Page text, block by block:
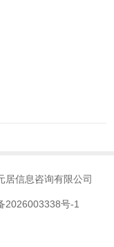
信息咨询有限公司
2026003338号-1